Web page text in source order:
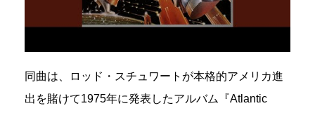
同曲は、ロッド・スチュワートが本格的アメリカ進
出を賭けて1975年に発表したアルバム『Atlantic